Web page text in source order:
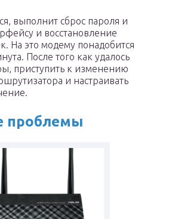
выполнит сброс пароля и
и восстановление
На это модему понадобится
После того как удалось
приступить к изменению
и настраивать
проблемы